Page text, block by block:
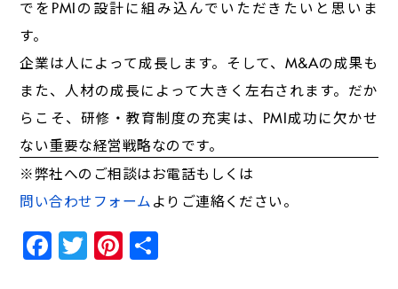
でをPMIの設計に組み込んでいただきたいと思いま
す。
企業は人によって成長します。そして、M&Aの成果も
また、人材の成長によって大きく左右されます。だか
らこそ、研修・教育制度の充実は、PMI成功に欠かせ
ない重要な経営戦略なのです。
※弊社へのご相談はお電話もしくは
問い合わせフォーム よりご連絡ください。
Facebook
TwitterPinterest